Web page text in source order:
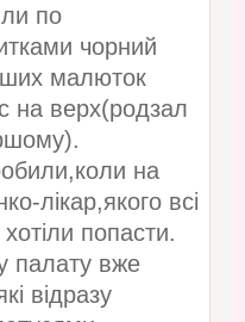
по
чорний
малюток
на верх(родзал
на
лікар,якого всі
попасти.
палату вже
відразу